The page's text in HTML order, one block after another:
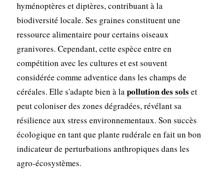
hyménoptères et diptères, contribuant à la
biodiversité locale. Ses graines constituent une
ressource alimentaire pour certains oiseaux
granivores. Cependant, cette espèce entre en
compétition avec les cultures et est souvent
considérée comme adventice dans les champs de
céréales. Elle s'adapte bien à lapollution des sols et
peut coloniser des zones dégradées, révélant sa
résilience aux stress environnementaux. Son succès
écologique en tant que plante rudérale en fait un bon
indicateur de perturbations anthropiques dans les
agro-écosystèmes.